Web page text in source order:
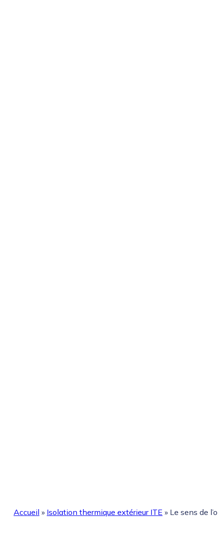
Accueil » Isolation thermique extérieur ITE » Le sens de